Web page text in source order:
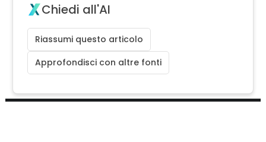
Chiedi all'AI
Riassumi questo articolo
Approfondisci con altre fonti